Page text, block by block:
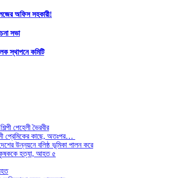
অফিস সহকারী!
সভা
স্থাপনে কমিটি
পেহেলী ভৈরবীর
প্রেমিকের কাছে, অতঃপর…
উন্নয়নে বলিষ্ঠ ভূমিকা পালন করে
কৃষককে হত্যা, আহত ৫